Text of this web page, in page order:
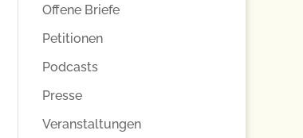
Offene Briefe
Petitionen
Podcasts
Presse
Veranstaltungen